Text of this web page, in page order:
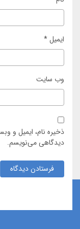
ایمیل*
وب‌ سایت
ذخیره نام، ایمیل و
دیدگاهی می‌نویسم.